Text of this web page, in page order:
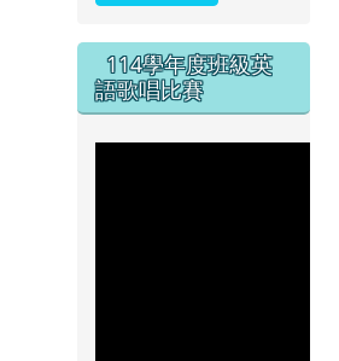
114學年度班級英
語歌唱比賽